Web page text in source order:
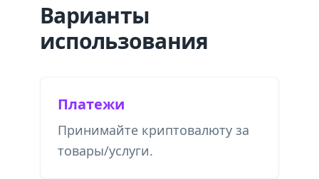
Варианты
использования
Платежи
Принимайте криптовалюту за
товары/услуги.